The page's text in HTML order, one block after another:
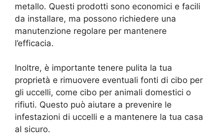
metallo. Questi prodotti sono economici e facili
da installare, ma possono richiedere una
manutenzione regolare per mantenere
l’efficacia.
Inoltre, è importante tenere pulita la tua
proprietà e rimuovere eventuali fonti di cibo per
gli uccelli, come cibo per animali domestici o
rifiuti. Questo può aiutare a prevenire le
infestazioni di uccelli e a mantenere la tua casa
al sicuro.